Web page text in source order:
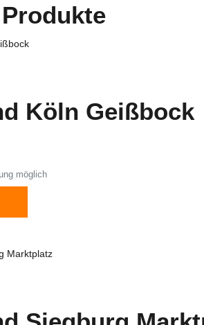
Köln Geißbock
möglich